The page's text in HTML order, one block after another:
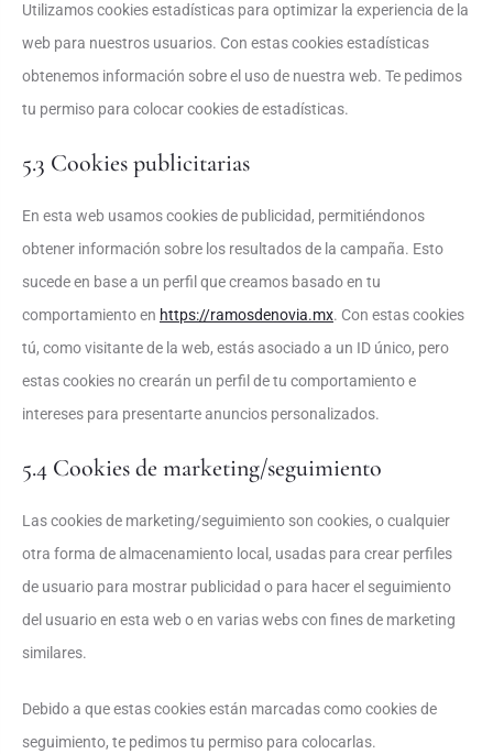
Utilizamos cookies estadísticas para optimizar la experiencia de la
web para nuestros usuarios. Con estas cookies estadísticas
obtenemos información sobre el uso de nuestra web. Te pedimos
tu permiso para colocar cookies de estadísticas.
5.3 Cookies publicitarias
En esta web usamos cookies de publicidad, permitiéndonos
obtener información sobre los resultados de la campaña. Esto
sucede en base a un perfil que creamos basado en tu
comportamiento en https://ramosdenovia.mx. Con estas cookies
tú, como visitante de la web, estás asociado a un ID único, pero
estas cookies no crearán un perfil de tu comportamiento e
intereses para presentarte anuncios personalizados.
5.4 Cookies de marketing/seguimiento
Las cookies de marketing/seguimiento son cookies, o cualquier
otra forma de almacenamiento local, usadas para crear perfiles
de usuario para mostrar publicidad o para hacer el seguimiento
del usuario en esta web o en varias webs con fines de marketing
similares.
Debido a que estas cookies están marcadas como cookies de
seguimiento, te pedimos tu permiso para colocarlas.